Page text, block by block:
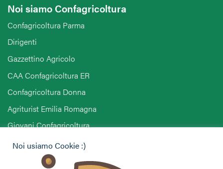
Noi siamo Confagricoltura
Confagricoltura Parma
Dirigenti
Gazzettino Agricolo
CAA Confagricoltura ER
Confagricoltura Donna
Agriturist Emilia Romagna
Giovani Confagricoltura
Pensionati Confagricoltura
Noi usiamo Cookie :)